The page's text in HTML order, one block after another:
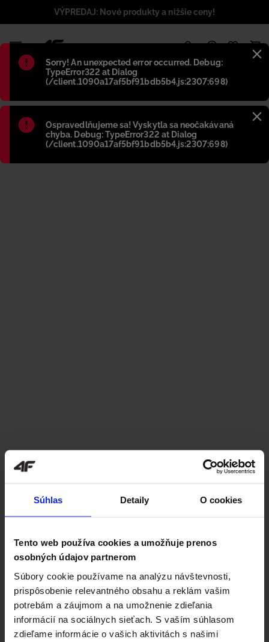
Súhlas Detaily O cookies
Tento web používa cookies a umožňuje prenos
osobných údajov partnerom
Súbory cookie používame na analýzu návštevnosti,
prispôsobenie relevantného obsahu a reklám vašim
potrebám a záujmom a na umožnenie zdieľania
informácií na sociálnych sieťach. S vaším súhlasom
zdieľame informácie o vašich aktivitách s našimi
Błąd:
Sorry! An unexpected error occurred. Debug:
TypeError322 at Dialog
(/client.1090a17af5bf91bdb5b4.js:2307:698)
Błąd:
Ospravedlňujeme sa! Vyskytla sa neočakávaná
chyba. Debug: TypeError322 at Dialog
(/client.1090a17af5bf91bdb5b4.js:2307:698)
VÝPREDAJ: Nové produkty a nižšie ceny!